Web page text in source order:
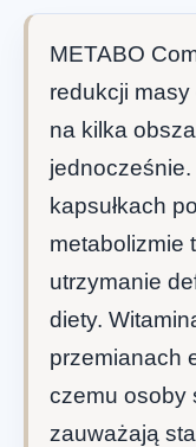
METABO
redukcji masy
na kilka
kapsułkach
metabolizmie
utrzymanie
diety.
przemianach
czemu osoby
zauważają